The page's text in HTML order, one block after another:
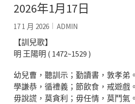
2026年1月17日
17 1 月 2026 ADMIN
【訓兒歌】
明 王陽明 ( 1472~1529 )
幼兒曹，聽訓示；勤讀書，敦孝弟。
學謙恭，循禮義；節飲食，戒遊戲。
毋說謊，莫貪利；毋任情，莫鬥氣。